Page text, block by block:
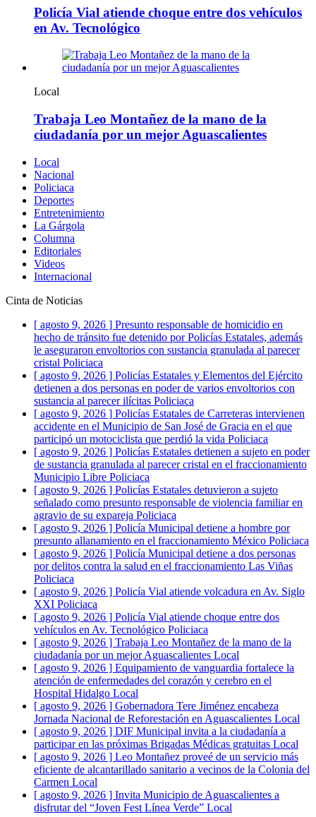
Policía Vial atiende choque entre dos vehículos
en Av. Tecnológico
Local
Trabaja Leo Montañez de la mano de la
ciudadanía por un mejor Aguascalientes
Local
Nacional
Policiaca
Deportes
Entretenimiento
La Gárgola
Columna
Editoriales
Videos
Internacional
Cinta de Noticias
[ agosto 9, 2026 ] Presunto responsable de homicidio en
hecho de tránsito fue detenido por Policías Estatales, además
le aseguraron envoltorios con sustancia granulada al parecer
cristal Policiaca
[ agosto 9, 2026 ] Policías Estatales y Elementos del Ejército
detienen a dos personas en poder de varios envoltorios con
sustancia al parecer ilícitas Policiaca
[ agosto 9, 2026 ] Policías Estatales de Carreteras intervienen
accidente en el Municipio de San José de Gracia en el que
participó un motociclista que perdió la vida Policiaca
[ agosto 9, 2026 ] Policías Estatales detienen a sujeto en poder
de sustancia granulada al parecer cristal en el fraccionamiento
Municipio Libre Policiaca
[ agosto 9, 2026 ] Policías Estatales detuvieron a sujeto
señalado como presunto responsable de violencia familiar en
agravio de su expareja Policiaca
[ agosto 9, 2026 ] Policía Municipal detiene a hombre por
presunto allanamiento en el fraccionamiento México Policiaca
[ agosto 9, 2026 ] Policía Municipal detiene a dos personas
por delitos contra la salud en el fraccionamiento Las Viñas
Policiaca
[ agosto 9, 2026 ] Policía Vial atiende volcadura en Av. Siglo
XXI Policiaca
[ agosto 9, 2026 ] Policía Vial atiende choque entre dos
vehículos en Av. Tecnológico Policiaca
[ agosto 9, 2026 ] Trabaja Leo Montañez de la mano de la
ciudadanía por un mejor Aguascalientes Local
[ agosto 9, 2026 ] Equipamiento de vanguardia fortalece la
atención de enfermedades del corazón y cerebro en el
Hospital Hidalgo Local
[ agosto 9, 2026 ] Gobernadora Tere Jiménez encabeza
Jornada Nacional de Reforestación en Aguascalientes Local
[ agosto 9, 2026 ] DIF Municipal invita a la ciudadanía a
participar en las próximas Brigadas Médicas gratuitas Local
[ agosto 9, 2026 ] Leo Montañez proveé de un servicio más
eficiente de alcantarillado sanitario a vecinos de la Colonia del
Carmen Local
[ agosto 9, 2026 ] Invita Municipio de Aguascalientes a
disfrutar del “Joven Fest Línea Verde” Local